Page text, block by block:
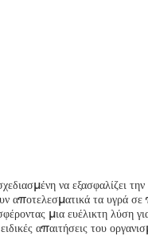
να εξασφαλίζει
αποτελεσματικά τα υγρά
μια ευέλικτη λύση
απαιτήσεις του